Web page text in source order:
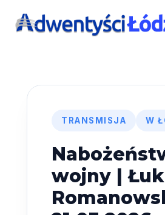
TRANSMISJA W
wojny |